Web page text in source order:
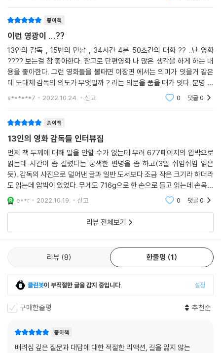
방금 말한 것처럼 몇 편의 단편 영화 연출 경험이 있지만 개봉을 목표로 한
장편 영화 연출은 [찬실이는 복도 많지]가 처음이었습니다. 그 과정이 감
독이라는 직업에 대한 관점에 영향을 미친 바는 없었을까요? (민용준)
(생략) 어떨 때는 스태프 말에 귀 기울여야 되고, 어떨 때는 스태프를 설득
해야 하고, 어떨 때는 싸워야 해요. 생각하는 바가 확실하면 흔들리지 않도
록 관철시켜야 하고요. 이런 조율 자체가 굉장히 힘들다는 걸 알게 됐고, 감
에게 물어보는 거야? 알아서 해줘야 하는 거 아냐?’라는 생각이 들 때도 있
면서도 환장하겠다 싶을 때가 있는 거죠.
--- p.165
살아보니까 마음이 날씨랑 비슷해요. 어떤 날은 흐리고, 어떤 날은 맑고, 어
떤 날은 태풍이 불고, 그렇게 똑같은 날은 하나도 없더라고요. 그런 걸 느끼
며 중심을 잡고 살아보고 싶지만 이리저리 흔들리는 것도 인생인 거겠죠.
(김초희)
[미완의 세계를 파고드는 일관된 시선]
박찬욱 감독의 세계가 선사하는 미학적 심미와 철학적 사유는 독단적 고뇌
고 채우는 디테일과 스케일의 향연이 작품을 거듭하며 보다 세밀하고 풍요
고 연대할 수 있는 재량의 결과였다.
--- p.178
덕분일 테다. [러브레터] 감독으로 기억한 이와이 슌지는 이 책의 대화를
통해 다른 모습으로도 기억될 수 있지 않을까, 생각해본다. 현실을 바라보
는 이와이 슌지의 언어로부터 단단한 테가 느껴졌다. “사람의 성질이 다양
한 만큼 가족의 형태 역시 다양하다고 봐야 마땅한 것이죠”, 그 한마디는
오늘의 우리에게도 여전히 유효한 시각이다.
코로나19 유행이 시작되었을 때 만난 이종필 감독의 [삼진그룹 영어토익
반]은 과거를 그리지만 결국 미래를 가리키는 영화이며, [정사] [여배우
는 사회적 발언에 대한 감독의 담대함을 목격할 수 있다. 그리고 임선애 감
독의 첫 장편 영화 [69세]는 간편한 편견에 갇힌 삶의 가능성에 대해 물음
표를 던진다. 결국 바꾸고 싶은 일에는 지속적인 관심과 공부가 필요하다
는 점을 피력하고 싶었다는 감독의 말에서는 [69세]를 통해 영화를 만들
기까지의 경험으로도 이해되어 흥미롭다.
박찬욱, 봉준호 감독부터 윤단비 이종필 감독까지 13인과의 여행을 마치
면 발견의 시간이 다가온다. 어제의 영화와 오늘의 감독과 내일의 대화로
나아가 있음을 발견한다. 영화의 끝에서 우리의 삶을 바라보면서 자신을
찾는 여행을 다시 시작할 수 있기를 바란다. 저자와 13인의 감독이 그리는
종이책
이런 영광이 ...??
13인의 감독 , 15번의 만남 , 34시간 4분 50초간의 대화 ?? ..난 영화
???? 보는걸 참 좋아한다. 참고로 단편영화 나 많은 생각을 하게 하는 내
용을 좋아한다. 그런 영화들을 볼때면 이장면 에서는 의미가 잇을거 같은
데 도대체 감독의 의도가 무엇일까 ? 라는 의문을 품을 때가 잇다. 분명 감
독은 관객들에게 영화를 보면서 자유로운 생각을 하게 하도록은 하겟지만
s******7 2022.10.24. 신고 0 댓글0
종이책
13인의 영화 감독들 인터뷰집
먼저 책 두께에 대해 말을 안할 수가 없는데 무려 677페이지의 압박으로
읽는데 시간이 좀 걸렸다는 궁색한 변명을 좀 하고(3일 쉬엄쉬엄 읽은
듯). 감독의 사진으로 덜어낸 글과 일반 도서보다 조금 작은 크기라 하더라
도 읽는데 압박이 있었다. 무게도 716g으로 한 손으로 들고 읽는데 손목이
시큰한 정도? 그 와중에 오타를 귀신같이 찾아냈다... 책 디자인은 예쁜데
책날개가 짧
e**r 2022.10.19. 신고 0 댓글0
리뷰 전체보기
리뷰 8 한줄평 1
클린봇이 부적절한 글을 감지 중입니다. 설정
구매한줄평 추천순
종이책
배려심 깊은 질문과 대답에 대한 적절한 리액션, 길을 잃지 않는